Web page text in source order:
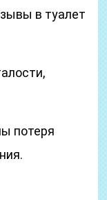
в туалет
потеря